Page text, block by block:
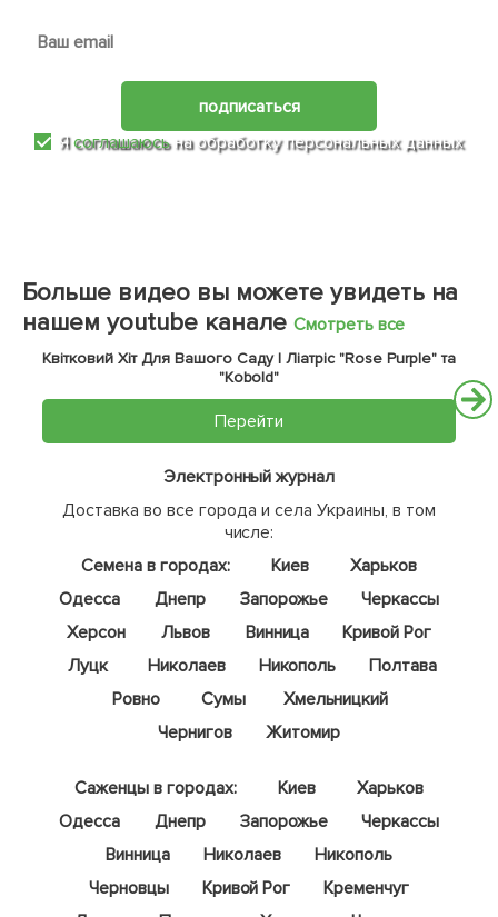
подписаться
Ясоглашаюсьна обработку персональных данных
Больше видео вы можете увидеть на
нашем youtube канале Смотреть все
Квітковий Хіт Для Вашого Саду | Ліатріс "Rose Purple" та
"Kobold"
Перейти
Электронный журнал
Доставка во все города и села Украины, в том
числе:
Семена в городах:
Киев
Харьков
Одесса
Днепр Запорожье
Черкассы
Херсон
Львов Винница
Кривой Рог
Луцк
Николаев Никополь
Полтава
Ровно
Сумы
Хмельницкий
Чернигов
Житомир
Саженцы в городах: Киев
Харьков
Одесса
Днепр Запорожье
Черкассы
Винница
Николаев
Никополь
Черновцы
Кривой Рог
Кременчуг